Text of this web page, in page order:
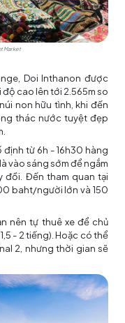
Market
Doi Inthanon được
cao lên tới 2.565m so
non hữu tình, khi đến
thác nước tuyệt đẹp
từ 6h - 16h30 hàng
vào sáng sớm để ngắm
đồi. Đến tham quan tại
baht/người lớn và 150
nên tự thuê xe để chủ
- 2 tiếng). Hoặc có thể
2, nhưng thời gian sẽ